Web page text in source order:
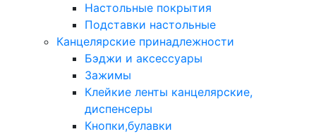
Настольные покрытия
Подставки настольные
Канцелярские принадлежности
Бэджи и аксессуары
Зажимы
Клейкие ленты канцелярские,
диспенсеры
Кнопки,булавки